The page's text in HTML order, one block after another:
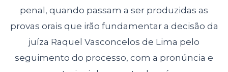
penal, quando passam a ser produzidas as
provas orais que irão fundamentar a decisão da
juíza Raquel Vasconcelos de Lima pelo
seguimento do processo, com a pronúncia e